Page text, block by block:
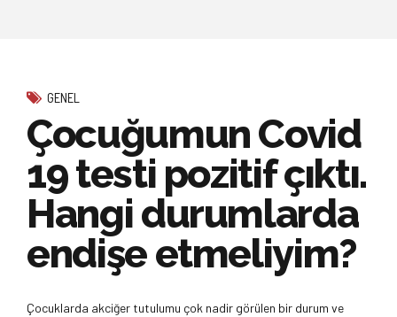
GENEL
Çocuğumun Covid
19 testi pozitif çıktı.
Hangi durumlarda
endişe etmeliyim?
Çocuklarda akciğer tutulumu çok nadir görülen bir durum ve